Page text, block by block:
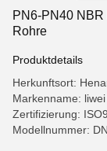
PN6-PN40
Rohre
Produktdetails
Herkunftsort:
Markenname: liwei
Zertifizierung:
Modellnummer: